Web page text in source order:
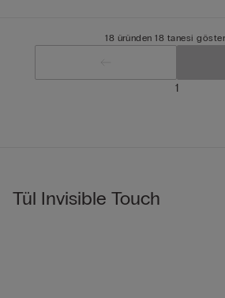
18 üründen 18 tanesi
1
Tül Invisible Touch